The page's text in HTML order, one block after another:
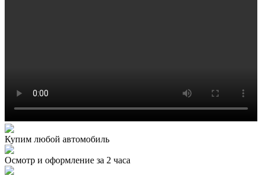
Купим любой автомобиль
Осмотр и оформление за 2 часа